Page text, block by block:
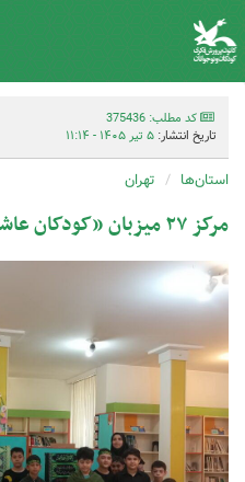
کد مطلب: 375436
تاریخ انتشار: ۵ تیر ۱۴۰۵ - ۱۱:۱۴
استان‌ها تهران
مرکز ۲۷ میزبان «کودکان عاشورایی»